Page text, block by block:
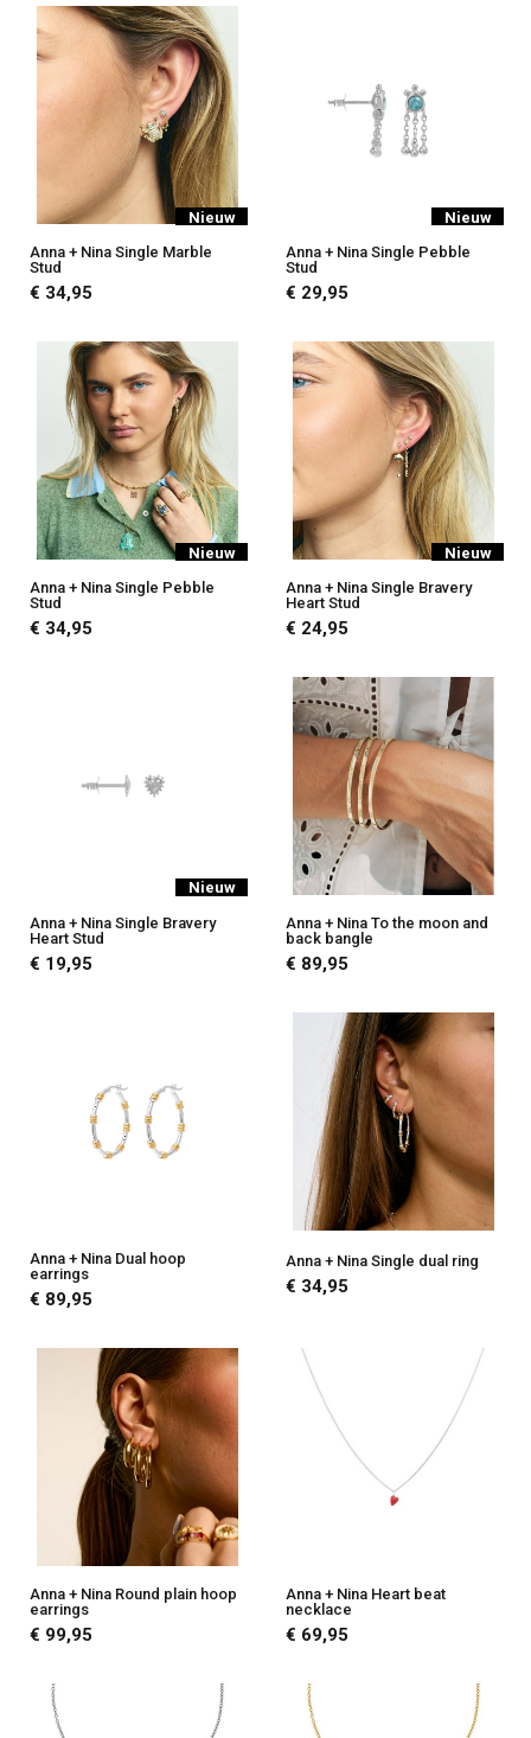
Nieuw
Anna + Nina Single Marble
Stud
€ 34,95
Nieuw
Anna + Nina Single Pebble
Stud
€ 29,95
Nieuw
Anna + Nina Single Pebble
Stud
€ 34,95
Nieuw
Anna + Nina Single Bravery
Heart Stud
€ 24,95
Nieuw
Anna + Nina Single Bravery
Heart Stud
€ 19,95
Anna + Nina To the moon and
back bangle
€ 89,95
Anna + Nina Dual hoop
earrings
€ 89,95
Anna + Nina Single dual ring
€ 34,95
Anna + Nina Round plain hoop
earrings
€ 99,95
Anna + Nina Heart beat
necklace
€ 69,95